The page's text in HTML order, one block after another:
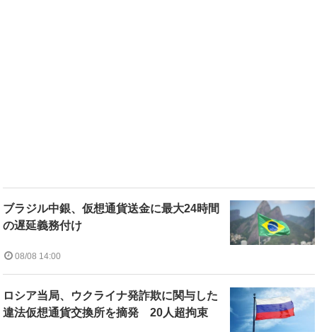
ブラジル中銀、仮想通貨送金に最大24時間
の遅延義務付け
08/08 14:00
ロシア当局、ウクライナ発詐欺に関与した
違法仮想通貨交換所を摘発 20人超拘束